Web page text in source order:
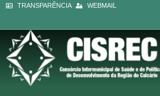
conteúdo
TRANSPARÊNCIA WEBMAIL